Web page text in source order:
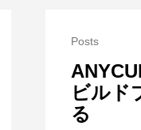
Posts
ビルド
る